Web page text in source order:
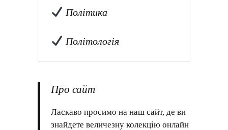
Політика
Політологія
Про сайт
Ласкаво просимо на наш сайт, де ви
знайдете величезну колекцію онлайн